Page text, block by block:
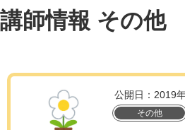
講師情報 その他
公開日：2019
その他